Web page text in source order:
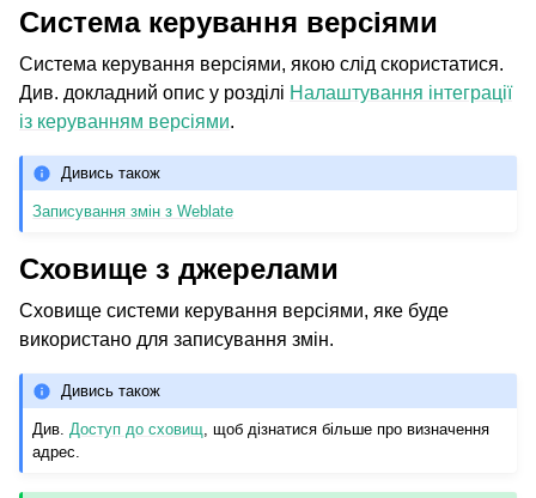
Система керування версіями
Система керування версіями, якою слід скористатися.
Див. докладний опис у розділі Налаштування інтеграції
із керуванням версіями.
Дивись також
Записування змін з Weblate
Сховище з джерелами
Сховище системи керування версіями, яке буде
використано для записування змін.
Дивись також
Див. Доступ до сховищ , щоб дізнатися більше про визначення
адрес.